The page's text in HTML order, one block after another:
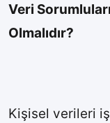
Veri
Olmalıdır?
Kişisel verileri